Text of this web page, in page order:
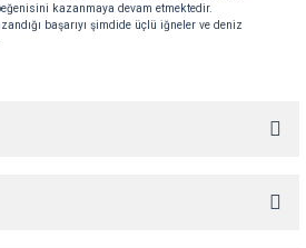
kazanmaya devam etmektedir.
başarıyı şimdide üçlü iğneler ve deniz